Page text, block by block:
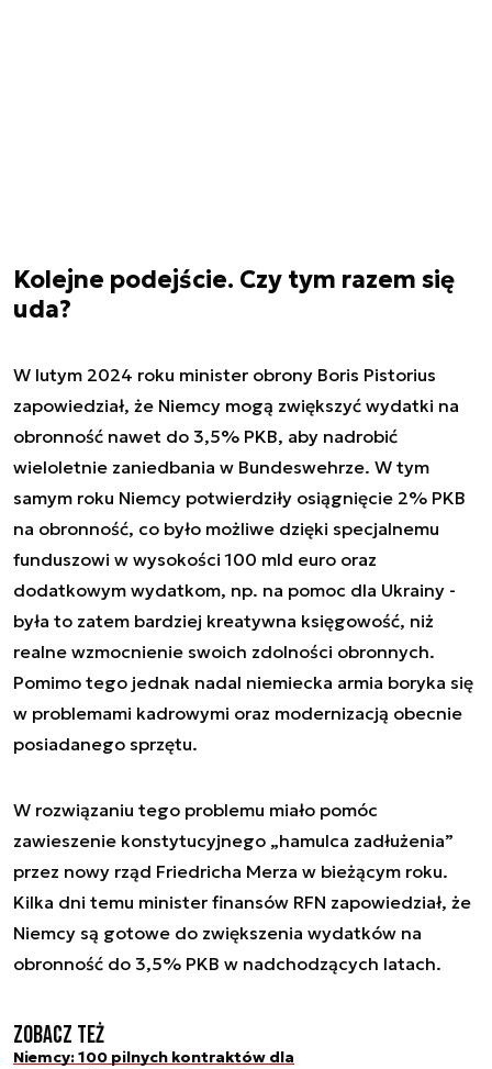
Kolejne podejście. Czy tym razem się
uda?
W lutym 2024 roku minister obrony Boris Pistorius
zapowiedział, że Niemcy mogą zwiększyć wydatki na
obronność nawet do 3,5% PKB, aby nadrobić
wieloletnie zaniedbania w Bundeswehrze. W tym
samym roku Niemcy potwierdziły osiągnięcie 2% PKB
na obronność, co było możliwe dzięki specjalnemu
funduszowi w wysokości 100 mld euro oraz
dodatkowym wydatkom, np. na pomoc dla Ukrainy -
była to zatem bardziej kreatywna księgowość, niż
realne wzmocnienie swoich zdolności obronnych.
Pomimo tego jednak nadal niemiecka armia boryka się
w problemami kadrowymi oraz modernizacją obecnie
posiadanego sprzętu.
W rozwiązaniu tego problemu miało pomóc
zawieszenie konstytucyjnego „hamulca zadłużenia”
przez nowy rząd Friedricha Merza w bieżącym roku.
Kilka dni temu minister finansów RFN zapowiedział, że
Niemcy są gotowe do zwiększenia wydatków na
obronność do 3,5% PKB w nadchodzących latach.
Zobacz też
Niemcy: 100 pilnych kontraktów dla